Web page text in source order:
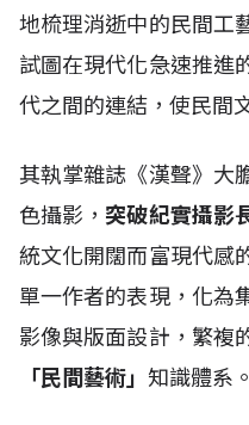
地梳理消逝中的民間工
試圖在現代化急速推進
代之間的連結，使民間
其執掌雜誌《漢聲》大
色攝影， 突破紀實攝影
統文化開闊而富現代感
單一作者的表現，化為
影像與版面設計，繁複
「民間藝術」 知識體系。